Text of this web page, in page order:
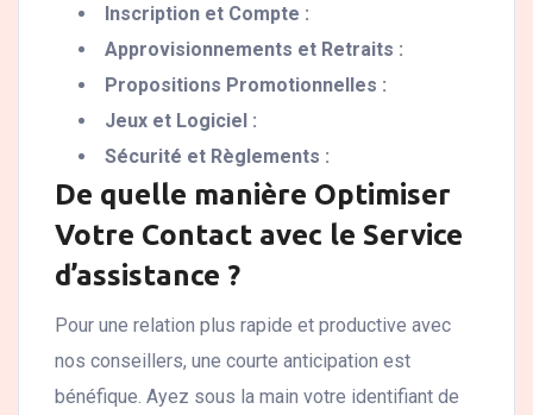
Inscription et Compte :
Approvisionnements et Retraits :
Propositions Promotionnelles :
Jeux et Logiciel :
Sécurité et Règlements :
De quelle manière Optimiser
Votre Contact avec le Service
d’assistance ?
Pour une relation plus rapide et productive avec
nos conseillers, une courte anticipation est
bénéfique. Ayez sous la main votre identifiant de